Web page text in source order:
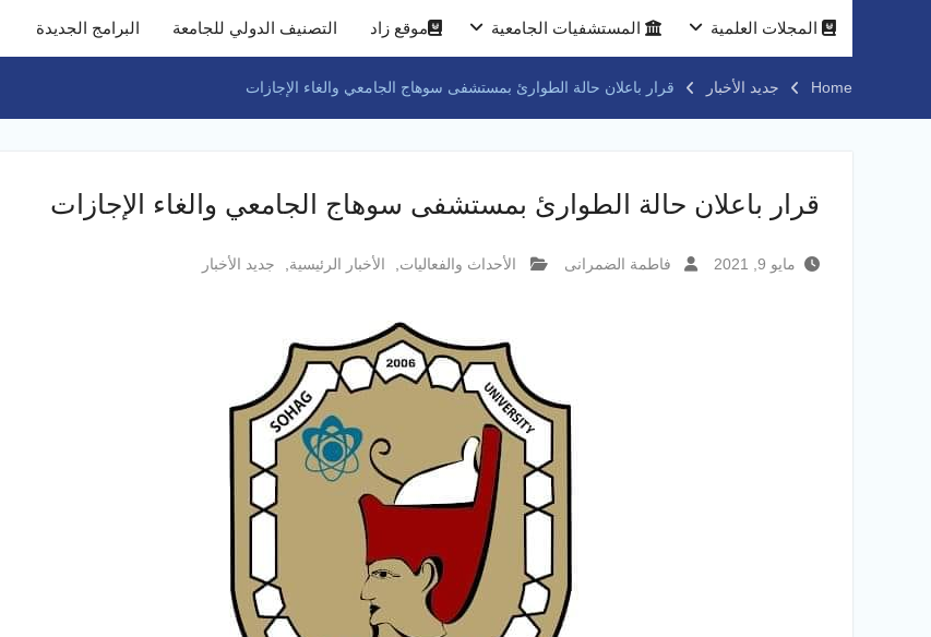
النعماني والمدير التنفيذي لشركة وادي النيل
جامعة سوهاج تفتح أبوابها لطلاب الثانوية العامة
المجلات العلمية المستشفيات الجامعية موقع زاد التصنيف الدولي للجامعة البرامج الجديدة
Home جديد الأخبار قرار باعلان حالة الطوارئ بمستشفى سوهاج الجامعي والغاء الإجازات
قرار باعلان حالة الطوارئ بمستشفى سوهاج الجامعي والغاء الإجازات
مايو 9, 2021 فاطمة الضمرانى الأحداث والفعاليات الأخبار الرئيسية جديد الأخبار